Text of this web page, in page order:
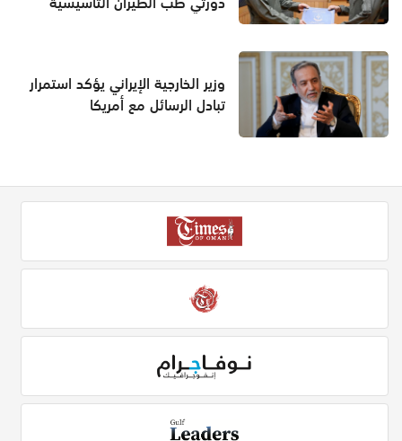
وزير الخارجية الإيراني يؤكد استمرار
تبادل الرسائل مع أمريكا